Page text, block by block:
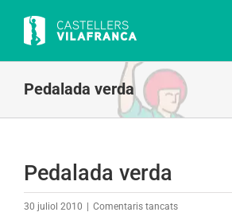
content
Pedalada verda
Pedalada verda
30 juliol 2010 Comentaris tancatsa